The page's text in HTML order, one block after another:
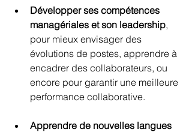
Développer ses compétences
managériales et son leadership,
pour mieux envisager des
évolutions de postes, apprendre à
encadrer des collaborateurs, ou
encore pour garantir une meilleure
performance collaborative.
Apprendre de nouvelles langues